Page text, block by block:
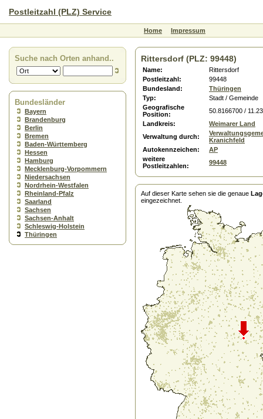
Postleitzahl (PLZ) Service
Home Impressum
Suche nach Orten anhand..
Bundesländer
Bayern
Brandenburg
Berlin
Bremen
Baden-Württemberg
Hessen
Hamburg
Mecklenburg-Vorpommern
Niedersachsen
Nordrhein-Westfalen
Rheinland-Pfalz
Saarland
Sachsen
Sachsen-Anhalt
Schleswig-Holstein
Thüringen
Rittersdorf (PLZ: 99448)
Name:
Rittersdorf
Postleitzahl:
99448
Bundesland:
Thüringen
Typ:
Stadt / Gemeinde
Geografische
Position:
50.8166700 /
Landkreis:
Weimarer Land
Verwaltung durch:
Kranichfeld
Autokennzeichen:
AP
weitere
Postleitzahlen:
99448
Auf dieser Karte sehen sie die genaue
eingezeichnet.